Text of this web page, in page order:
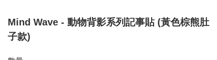
Mind Wave - 動物背影系列記事貼 (黃色棕熊肚
子款)